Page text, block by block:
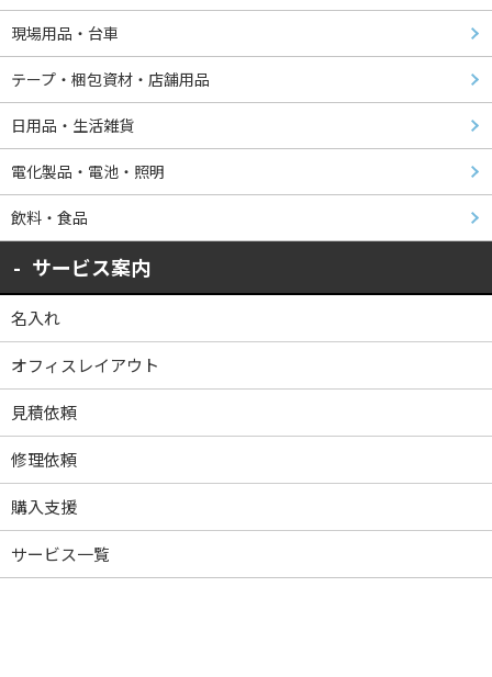
現場用品・台車
テープ・梱包資材・店舗用品
日用品・生活雑貨
電化製品・電池・照明
飲料・食品
サービス案内
名入れ
オフィスレイアウト
見積依頼
修理依頼
購入支援
サービス一覧